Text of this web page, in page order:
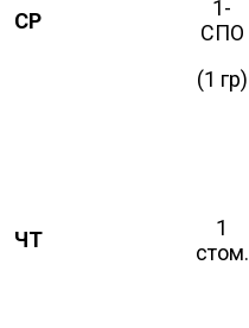
СР
1-
СПО
(1 гр)
ЧТ
1
стом.